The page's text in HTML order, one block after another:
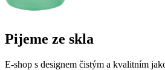
Pijeme ze skla
E-shop s designem čistým a kvalitním